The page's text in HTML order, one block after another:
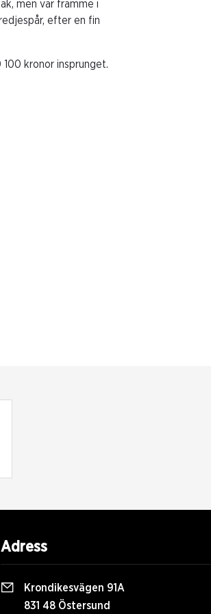
men var framme i
efter en fin
kronor insprunget.
Adress
Krondikesvägen 91A
831 48 Östersund